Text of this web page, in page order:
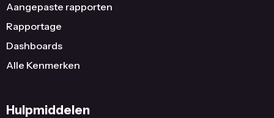
Aangepaste rapporten
Rapportage
Dashboards
Alle Kenmerken
Hulpmiddelen